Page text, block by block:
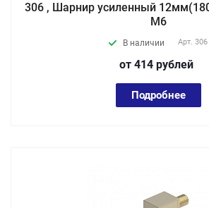
306 , Шарнир усиленный
М6
В наличии Арт. 306
от 414 рублей
Подробнее